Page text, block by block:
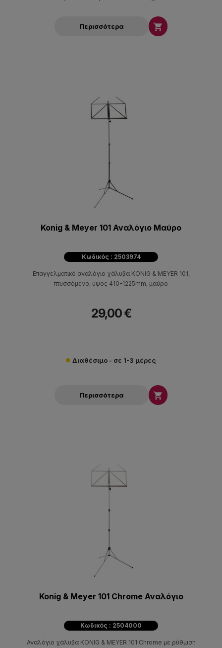
Περισσότερα 
Konig & Meyer 101 Αναλόγιο Μαύρο
Κωδικός : 2503974
Επαγγελματικό αναλόγιο χάλυβα KONIG & MEYER 101,
πτυσσόμενο, ύψος 410-1225mm, μαύρο
29,00 €
Διαθέσιμο - σε 1-3 μέρες
Περισσότερα 
Konig & Meyer 101 Chrome Αναλόγιο
Κωδικός : 2504000
Αναλόγιο χάλυβα KONIG & MEYER 101 Chrome με ρύθμιση